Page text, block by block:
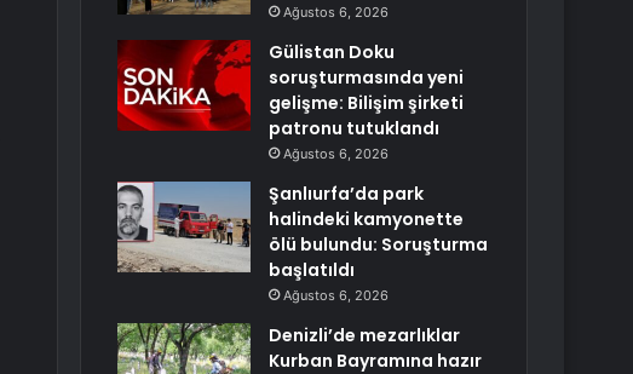
Ağustos 6, 2026
Gülistan Doku
soruşturmasında yeni
gelişme: Bilişim şirketi
patronu tutuklandı
Ağustos 6, 2026
Şanlıurfa’da park
halindeki kamyonette
ölü bulundu: Soruşturma
başlatıldı
Ağustos 6, 2026
Denizli’de mezarlıklar
Kurban Bayramına hazır